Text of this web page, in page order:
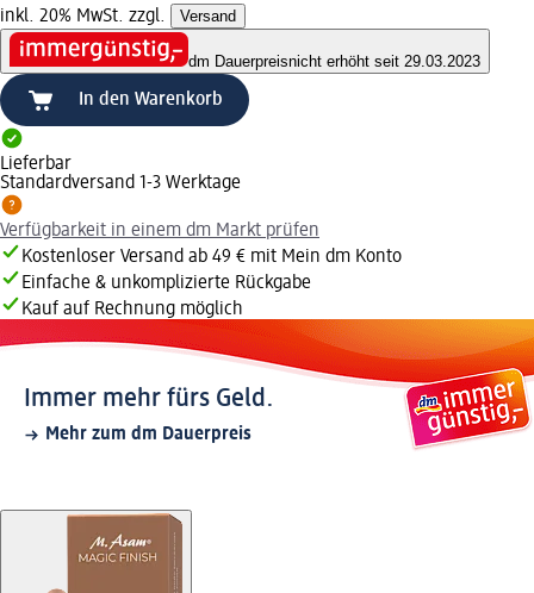
inkl. 20% MwSt. zzgl. Versand
dm Dauerpreisnicht erhöht seit 29.03.2023
In den Warenkorb
Lieferbar
Standardversand 1-3 Werktage
Verfügbarkeit in einem dm Markt prüfen
Kostenloser Versand ab 49 € mit Mein dm Konto
Einfache & unkomplizierte Rückgabe
Kauf auf Rechnung möglich
Immer mehr fürs Geld.
Mehr zum dm Dauerpreis